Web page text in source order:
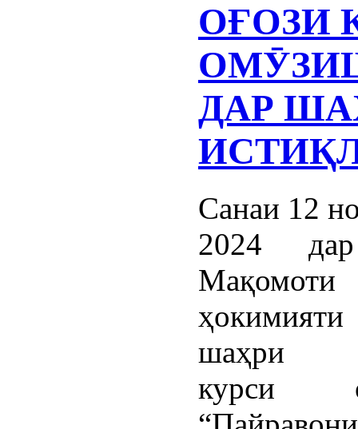
ОҒОЗИ
ДАР
Санаи 12
2024
шаҳри
курси